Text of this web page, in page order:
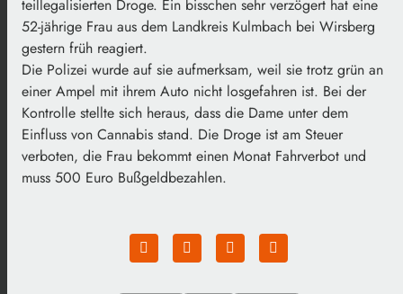
teillegalisierten Droge. Ein bisschen sehr verzögert hat eine
52-jährige Frau aus dem Landkreis Kulmbach bei Wirsberg
gestern früh reagiert.
Die Polizei wurde auf sie aufmerksam, weil sie trotz grün an
einer Ampel mit ihrem Auto nicht losgefahren ist. Bei der
Kontrolle stellte sich heraus, dass die Dame unter dem
Einfluss von Cannabis stand. Die Droge ist am Steuer
verboten, die Frau bekommt einen Monat Fahrverbot und
muss 500 Euro Bußgeldbezahlen.